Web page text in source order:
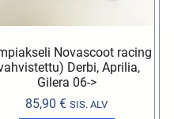
Novascoot racing
Derbi, Aprilia,
Gilera 06->
85,90 € SIS. ALV